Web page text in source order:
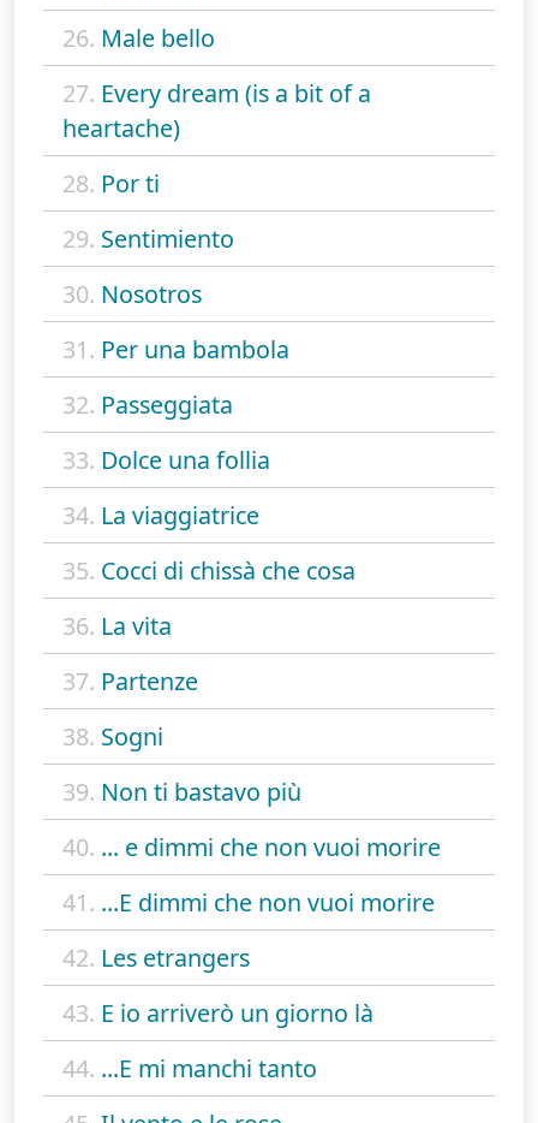
26. Male bello
27. Every dream (is a bit of a
heartache)
28. Por ti
29. Sentimiento
30. Nosotros
31. Per una bambola
32. Passeggiata
33. Dolce una follia
34. La viaggiatrice
35. Cocci di chissà che cosa
36. La vita
37. Partenze
38. Sogni
39. Non ti bastavo più
40. ... e dimmi che non vuoi morire
41. ...E dimmi che non vuoi morire
42. Les etrangers
43. E io arriverò un giorno là
44. ...E mi manchi tanto